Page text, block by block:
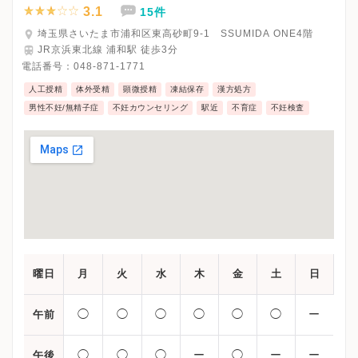
3.1 15件
埼玉県さいたま市浦和区東高砂町9-1 SSUMIDA ONE4階
JR京浜東北線 浦和駅 徒歩3分
電話番号： 048-871-1771
人工授精 体外受精 顕微授精 凍結保存 漢方処方
男性不妊/無精子症 不妊カウンセリング 駅近 不育症 不妊検査
曜日 月 火 水 木 金 土 日
午前 ◯ ◯ ◯ ◯ ◯ ◯ ー
午後 ◯ ◯ ◯ ー ◯ ー ー